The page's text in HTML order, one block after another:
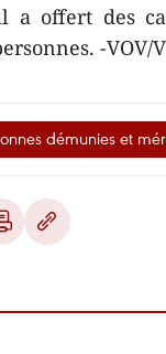
a offert des
-VOV/
démunies et